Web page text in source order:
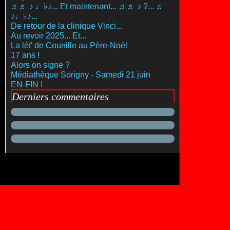
♫ ♬ ♪ ♩♭♪... Et maintenant... ♫ ♬ ♪ ?... ♫
♪♩♭♪...
De retour de la clinique Vinci...
Au revoir 2025... Et...
La lèt' de Counille au Père-Noël
17 ans !
Alors on signe ?
Médiathèque Sorigny - Samedi 21 juin
EN-FIN !
Derniers commentaires